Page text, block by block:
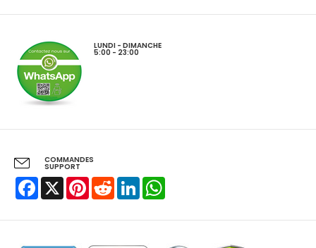
LUNDI - DIMANCHE
5:00 - 23:00
COMMANDES
SUPPORT
Facebook
X PinterestRedditLinkedIn